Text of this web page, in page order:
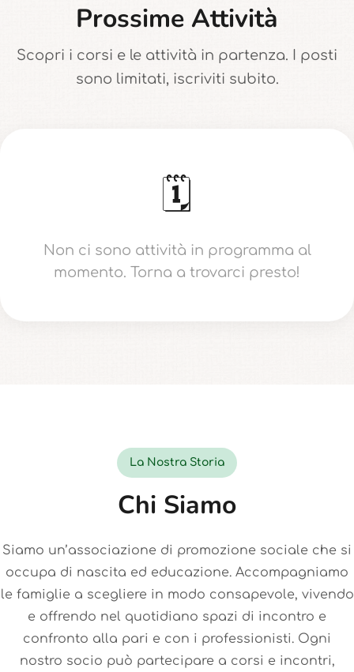
Prossime Attività
Scopri i corsi e le attività in partenza. I posti
sono limitati, iscriviti subito.
🗓️
Non ci sono attività in programma al
momento. Torna a trovarci presto!
La Nostra Storia
Chi Siamo
Siamo un’associazione di promozione sociale che si
occupa di nascita ed educazione. Accompagniamo
le famiglie a scegliere in modo consapevole, vivendo
e offrendo nel quotidiano spazi di incontro e
confronto alla pari e con i professionisti. Ogni
nostro socio può partecipare a corsi e incontri,